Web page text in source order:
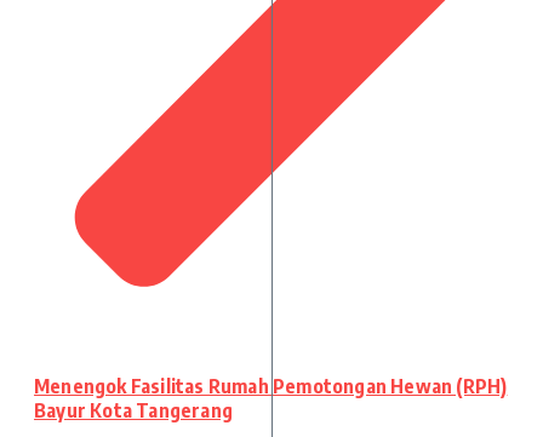
Menengok Fasilitas Rumah Pemotongan Hewan (RPH)
Bayur Kota Tangerang